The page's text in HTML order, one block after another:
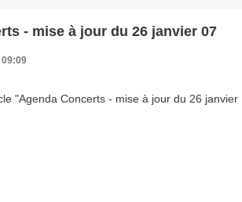
- mise à jour du 26 janvier 07
09:09